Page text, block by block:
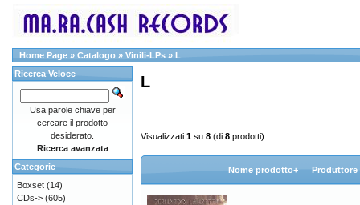
Home Page » Catalogo » Vinili-LPs » L
L
Visualizzati 1 su 8 (di 8 prodotti)
Nome prodotto+ Produttore
Ricerca Veloce
Usa parole chiave per
cercare il prodotto
desiderato.
Ricerca avanzata
Categorie
Boxset (14)
CDs-> (605)